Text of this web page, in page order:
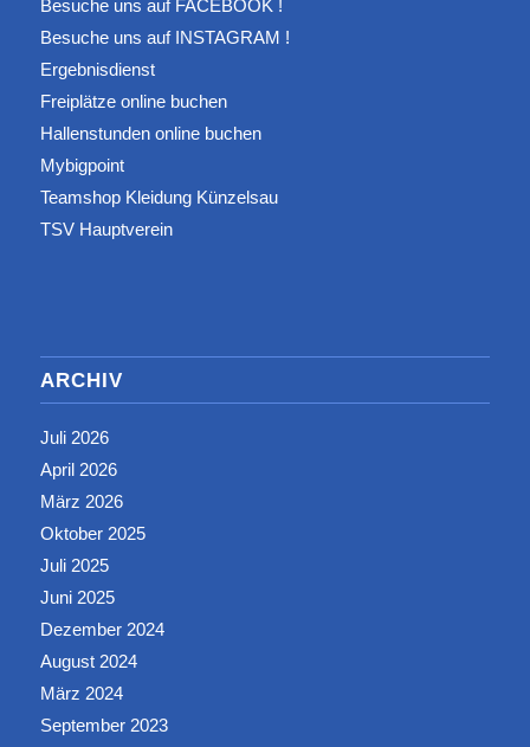
Besuche uns auf FACEBOOK !
Besuche uns auf INSTAGRAM !
Ergebnisdienst
Freiplätze online buchen
Hallenstunden online buchen
Mybigpoint
Teamshop Kleidung Künzelsau
TSV Hauptverein
ARCHIV
Juli 2026
April 2026
März 2026
Oktober 2025
Juli 2025
Juni 2025
Dezember 2024
August 2024
März 2024
September 2023